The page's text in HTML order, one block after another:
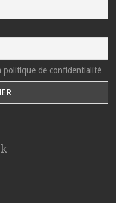
politique de confidentialité